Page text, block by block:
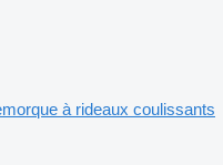
à rideaux coulissants